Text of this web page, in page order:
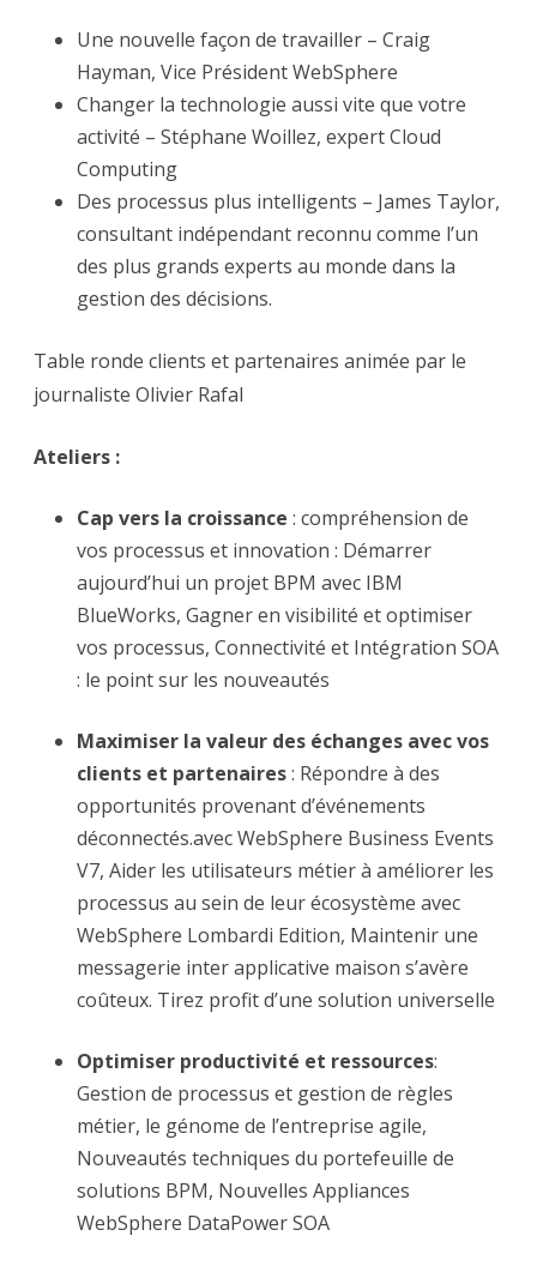
Une nouvelle façon de travailler – Craig
Hayman, Vice Président WebSphere
Changer la technologie aussi vite que votre
activité – Stéphane Woillez, expert Cloud
Computing
Des processus plus intelligents – James Taylor,
consultant indépendant reconnu comme l’un
des plus grands experts au monde dans la
gestion des décisions.
Table ronde clients et partenaires animée par le
journaliste Olivier Rafal
Ateliers :
Cap vers la croissance : compréhension de
vos processus et innovation : Démarrer
aujourd’hui un projet BPM avec IBM
BlueWorks, Gagner en visibilité et optimiser
vos processus, Connectivité et Intégration SOA
: le point sur les nouveautés
Maximiser la valeur des échanges avec vos
clients et partenaires: Répondre à des
opportunités provenant d’événements
déconnectés.avec WebSphere Business Events
V7, Aider les utilisateurs métier à améliorer les
processus au sein de leur écosystème avec
WebSphere Lombardi Edition, Maintenir une
messagerie inter applicative maison s’avère
coûteux. Tirez profit d’une solution universelle
Optimiser productivité et ressources:
Gestion de processus et gestion de règles
métier, le génome de l’entreprise agile,
Nouveautés techniques du portefeuille de
solutions BPM, Nouvelles Appliances
WebSphere DataPower SOA